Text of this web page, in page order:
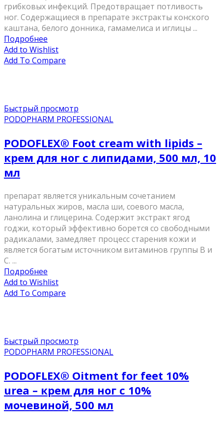
грибковых инфекций. Предотвращает потливость
ног. Содержащиеся в препарате экстракты конского
каштана, белого донника, гамамелиса и иглицы ...
Подробнее
Add to Wishlist
Add To Compare
Быстрый просмотр
PODOPHARM PROFESSIONAL
PODOFLEX® Foot cream with lipids –
крем для ног с липидами, 500 мл, 10
мл
препарат является уникальным сочетанием
натуральных жиров, масла ши, соевого масла,
ланолина и глицерина. Содержит экстракт ягод
годжи, который эффективно борется со свободными
радикалами, замедляет процесс старения кожи и
является богатым источником витаминов группы В и
С. ...
Подробнее
Add to Wishlist
Add To Compare
Быстрый просмотр
PODOPHARM PROFESSIONAL
PODOFLEX® Oitment for feet 10%
urea – крем для ног с 10%
мочевиной, 500 мл